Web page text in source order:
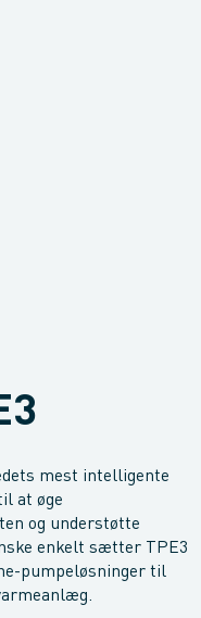
mest intelligente
at øge
og understøtte
enkelt sætter TPE3
pumpeløsninger til